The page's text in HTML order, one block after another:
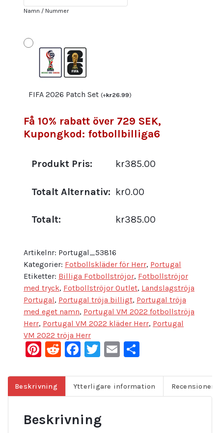
Kortärmad
MENDES
mängd
Namn / Nummer
FIFA 2026 Patch Set (+kr26.99)
Få 10% rabatt över 729 SEK,
Kupongkod: fotbollbilliga6
Produkt Pris: kr385.00
Totalt Alternativ: kr0.00
Totalt: kr385.00
Artikelnr: Portugal_53816
Kategorier: Fotbollskläder för Herr, Portugal
Etiketter: Billiga Fotbollströjor, Fotbollströjor
med tryck, Fotbollströjor Outlet, Landslagströja
Portugal, Portugal tröja billigt, Portugal tröja
med eget namn, Portugal VM 2022 fotbollströja
Herr, Portugal VM 2022 kläder Herr, Portugal
VM 2022 tröja Herr
Pinterest
Reddit
Facebook
Twitter
Email
Beskrivning Ytterligare information Recensioner
Beskrivning